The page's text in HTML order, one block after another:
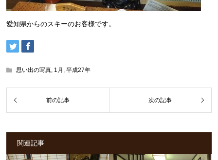
愛知県からのスキーのお客様です。
思い出の写真, 1月 ,平成27年
関連記事